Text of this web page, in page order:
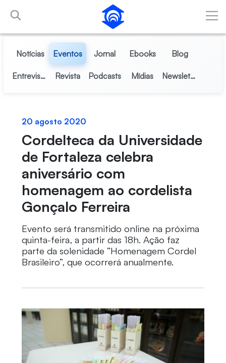
Pular para o Conteúdo principal
Notícias Eventos Jornal Ebooks Blog
Entrevistas Revista Podcasts Mídias Newsletter
20 agosto 2020
Cordelteca da Universidade
de Fortaleza celebra
aniversário com
homenagem ao cordelista
Gonçalo Ferreira
Evento será transmitido online na próxima
quinta-feira, a partir das 18h. Ação faz
parte da solenidade “Homenagem Cordel
Brasileiro”, que ocorrerá anualmente.